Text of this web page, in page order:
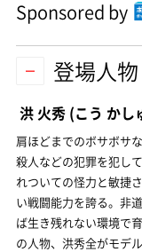
Sponsored by
登場人
洪 火秀 (こう かし
肩ほどまでのボサボサ
殺人などの犯罪を犯し
れついての怪力と敏捷
い戦闘能力を誇る。非
ば生き残れない環境で
の人物、洪秀全がモデル